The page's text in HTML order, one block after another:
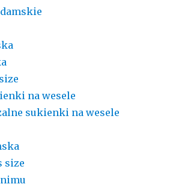
na wesele
sukienki na wesele
size